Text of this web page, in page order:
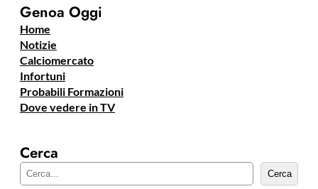
Genoa Oggi
Home
Notizie
Calciomercato
Infortuni
Probabili Formazioni
Dove vedere in TV
Cerca
e
Cerca